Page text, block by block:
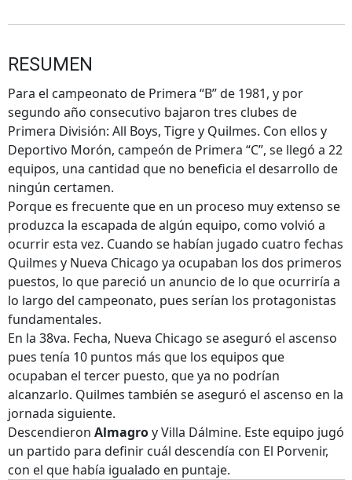
RESUMEN
Para el campeonato de Primera “B” de 1981, y por
segundo año consecutivo bajaron tres clubes de
Primera División: All Boys, Tigre y Quilmes. Con ellos y
Deportivo Morón, campeón de Primera “C”, se llegó a 22
equipos, una cantidad que no beneficia el desarrollo de
ningún certamen.
Porque es frecuente que en un proceso muy extenso se
produzca la escapada de algún equipo, como volvió a
ocurrir esta vez. Cuando se habían jugado cuatro fechas
Quilmes y Nueva Chicago ya ocupaban los dos primeros
puestos, lo que pareció un anuncio de lo que ocurriría a
lo largo del campeonato, pues serían los protagonistas
fundamentales.
En la 38va. Fecha, Nueva Chicago se aseguró el ascenso
pues tenía 10 puntos más que los equipos que
ocupaban el tercer puesto, que ya no podrían
alcanzarlo. Quilmes también se aseguró el ascenso en la
jornada siguiente.
Descendieron Almagroy Villa Dálmine. Este equipo jugó
un partido para definir cuál descendía con El Porvenir,
con el que había igualado en puntaje.